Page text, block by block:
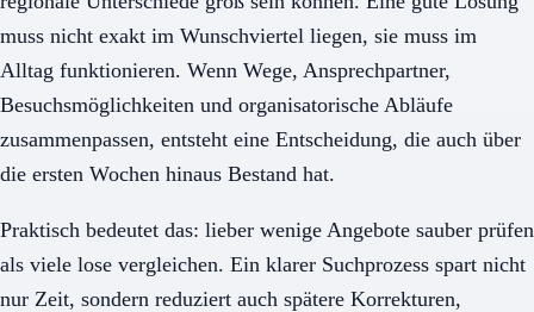
muss nicht exakt im Wunschviertel liegen, sie muss im
Alltag funktionieren. Wenn Wege, Ansprechpartner,
Besuchsmöglichkeiten und organisatorische Abläufe
zusammenpassen, entsteht eine Entscheidung, die auch über
die ersten Wochen hinaus Bestand hat.
Praktisch bedeutet das: lieber wenige Angebote sauber prüfen
als viele lose vergleichen. Ein klarer Suchprozess spart nicht
nur Zeit, sondern reduziert auch spätere Korrekturen,